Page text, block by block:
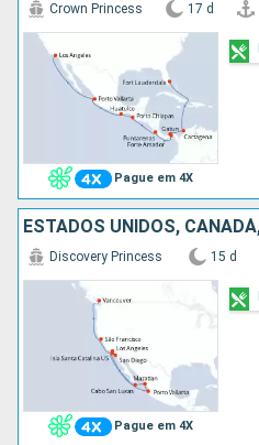
Pague em 4X
Crown Princess 17 d
Pague em 4X
Discovery Princess 15 d